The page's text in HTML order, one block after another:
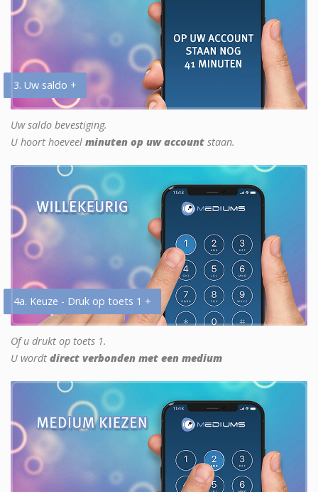
3. Uw saldo +
Uw saldo bevestiging.
U hoort hoeveel minuten op uw account staan.
4a. Keuze - Druk op toets 1 +
Of u drukt op toets 1.
U wordt direct verbonden met een medium